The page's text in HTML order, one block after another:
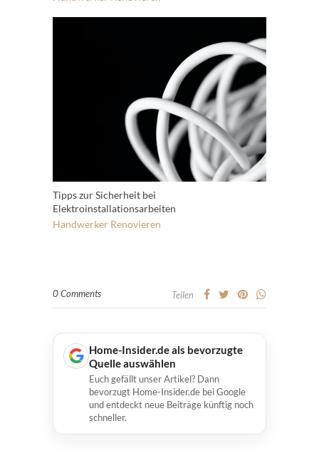
Tipps zur Sicherheit bei
Elektroinstallationsarbeiten
Handwerker Renovieren
0 Comments Teilen
Home-Insider.de als bevorzugte
Quelle auswählen
Euch gefällt unser Artikel? Dann
bevorzugt Home-Insider.de bei Google
und entdeckt neue Beiträge künftig noch
schneller.